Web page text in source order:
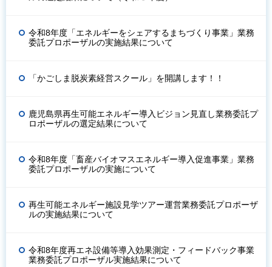
令和8年度「エネルギーをシェアするまちづくり事業」業務
委託プロポーザルの実施結果について
「かごしま脱炭素経営スクール」を開講します！！
鹿児島県再生可能エネルギー導入ビジョン見直し業務委託プ
ロポーザルの選定結果について
令和8年度「畜産バイオマスエネルギー導入促進事業」業務
委託プロポーザルの実施について
再生可能エネルギー施設見学ツアー運営業務委託プロポーザ
ルの実施結果について
令和8年度再エネ設備等導入効果測定・フィードバック事業
業務委託プロポーザル実施結果について